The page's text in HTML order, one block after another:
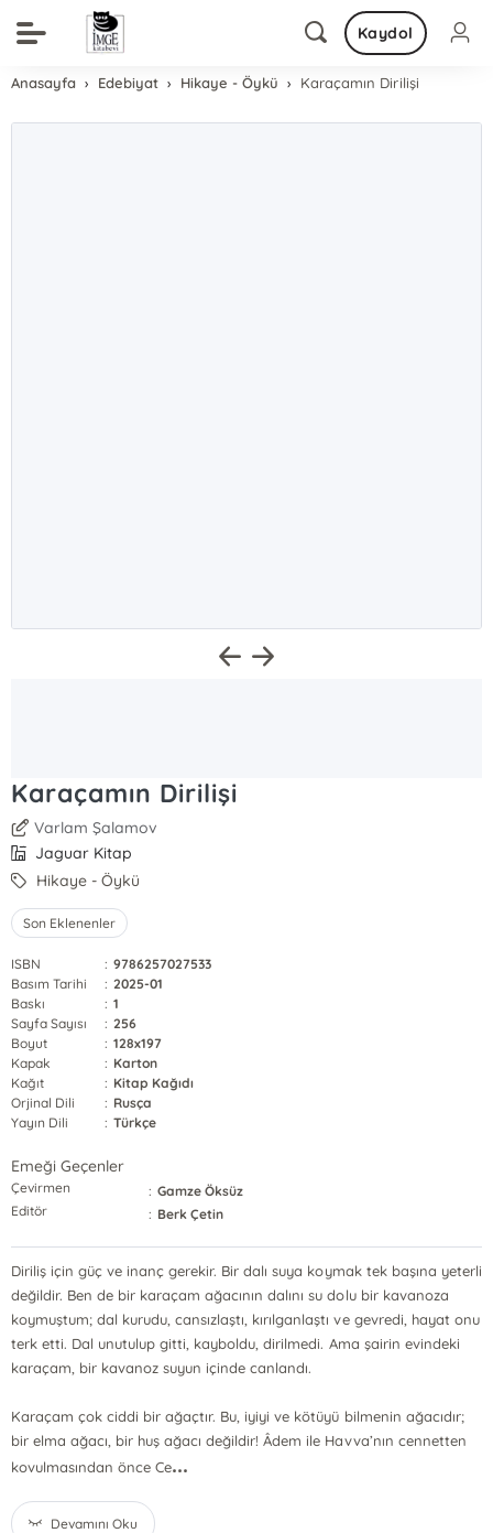
Kaydol
Anasayfa Edebiyat Hikaye - Öykü Karaçamın Dirilişi
Karaçamın Dirilişi
Varlam Şalamov
Jaguar Kitap
Hikaye - Öykü
Son Eklenenler
ISBN : 9786257027533
Basım Tarihi
: 2025-01
Baskı
: 1
Sayfa Sayısı
: 256
Boyut
: 128x197
Kapak
: Karton
Kağıt
: Kitap Kağıdı
Orjinal Dili
: Rusça
Yayın Dili
: Türkçe
Emeği Geçenler
Çevirmen : Gamze Öksüz
Editör
: Berk Çetin
Diriliş için güç ve inanç gerekir. Bir dalı suya koymak tek başına yeterli
değildir. Ben de bir karaçam ağacının dalını su dolu bir kavanoza
koymuştum; dal kurudu, cansızlaştı, kırılganlaştı ve gevredi, hayat onu
terk etti. Dal unutulup gitti, kayboldu, dirilmedi. Ama şairin evindeki
karaçam, bir kavanoz suyun içinde canlandı.
Karaçam çok ciddi bir ağaçtır. Bu, iyiyi ve kötüyü bilmenin ağacıdır;
bir elma ağacı, bir huş ağacı değildir! Âdem ile Havva’nın cennetten
kovulmasından önce Ce...
Devamını Oku